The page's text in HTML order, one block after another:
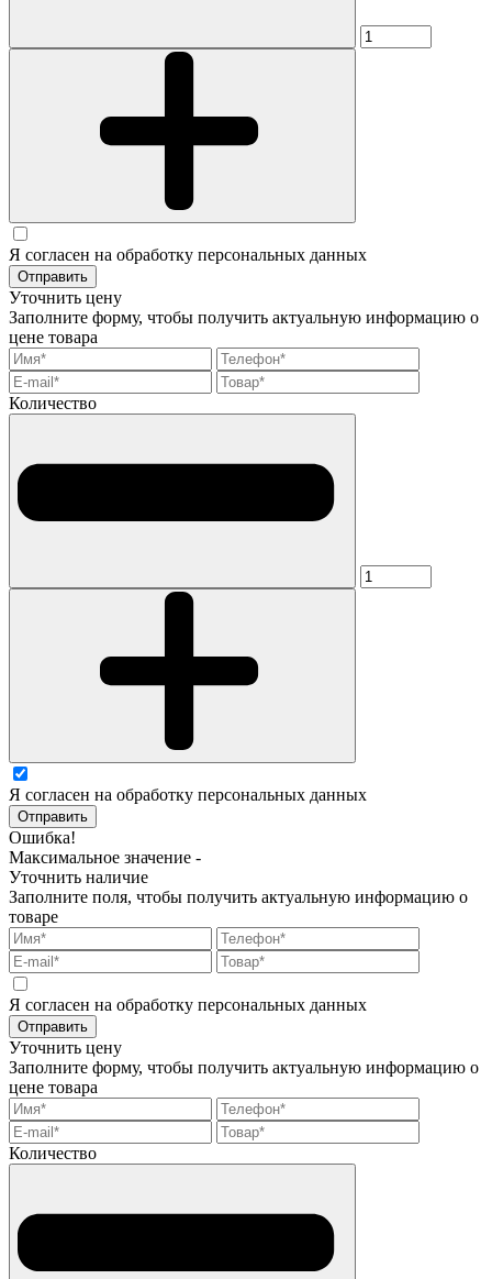
Я согласен на обработку персональных данных
Отправить
Уточнить цену
Заполните форму, чтобы получить актуальную информацию о
цене товара
Количество
Я согласен на обработку персональных данных
Отправить
Ошибка!
Максимальное значение -
Уточнить наличие
Заполните поля, чтобы получить актуальную информацию о
товаре
Я согласен на обработку персональных данных
Отправить
Уточнить цену
Заполните форму, чтобы получить актуальную информацию о
цене товара
Количество